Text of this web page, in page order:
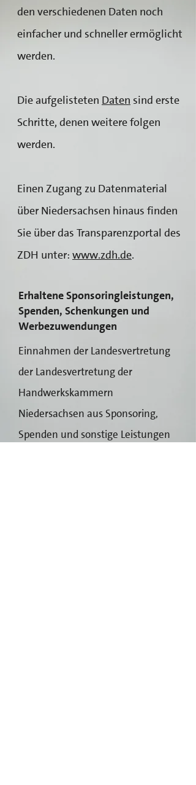
den verschiedenen Daten noch
einfacher und schneller ermöglicht
werden.
Die aufgelisteten Daten sind erste
Schritte, denen weitere folgen
werden.
Einen Zugang zu Datenmaterial
über Niedersachsen hinaus finden
Sie über das Transparenzportal des
ZDH unter: www.zdh.de.
Erhaltene Sponsoringleistungen,
Spenden, Schenkungen und
Werbezuwendungen
Einnahmen der Landesvertretung
der Landesvertretung der
Handwerkskammern
Niedersachsen aus Sponsoring,
Spenden und sonstige Leistungen